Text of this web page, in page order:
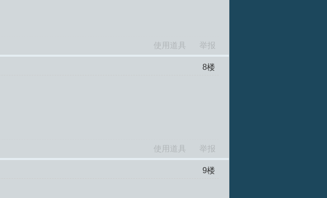
使用道具 举报
8楼
使用道具 举报
9楼